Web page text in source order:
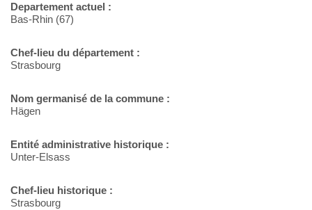
Departement actuel :
Bas-Rhin (67)
Chef-lieu du département :
Strasbourg
Nom germanisé de la commune :
Hägen
Entité administrative historique :
Unter-Elsass
Chef-lieu historique :
Strasbourg